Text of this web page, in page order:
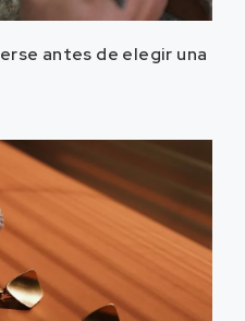
antes de elegir una